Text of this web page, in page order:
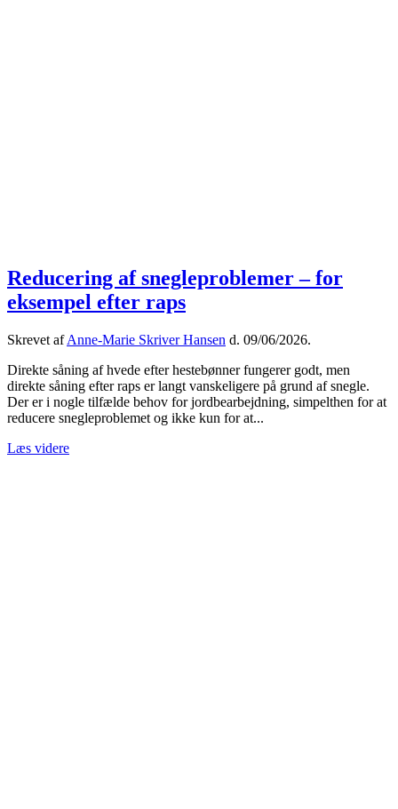
Reducering af snegleproblemer – for
eksempel efter raps
Skrevet afAnne-Marie Skriver Hansen d. 09/06/2026.
Direkte såning af hvede efter hestebønner fungerer godt, men
direkte såning efter raps er langt vanskeligere på grund af snegle.
Der er i nogle tilfælde behov for jordbearbejdning, simpelthen for at
reducere snegleproblemet og ikke kun for at...
Læs videre